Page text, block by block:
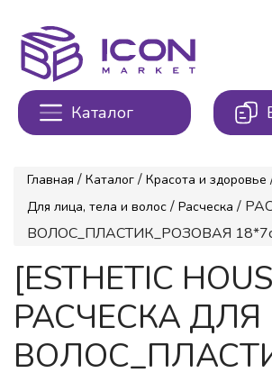
Каталог
Главная / Каталог / Красота и здоровье
Для лица, тела и волос / Расческа /
ВОЛОС_ПЛАСТИК_РОЗОВАЯ
[ESTHETIC
РАСЧЕСКА ДЛЯ